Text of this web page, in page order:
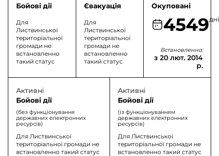
Бойові дії
Для
Листвинської
територіальної
громади не
встановленно
такий статус
Євакуація
Для
Листвинської
територіальної
громади не
встановленно
такий статус
Окуповані
4549
Встановленно:
з 20 лют. 2014
р.
Активні
Бойові дії
(без функціонування
державних електронних
ресурсів)
Для Листвинської
територіальної громади не
встановленно такий статус
Активні
Бойові дії
(із функціонуванням
державних електронних
ресурсів)
Для Листвинської
територіальної громади не
встановленно такий статус